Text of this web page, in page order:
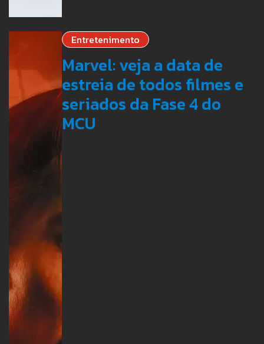
Entretenimento
Marvel: veja a data de
estreia de todos filmes e
seriados da Fase 4 do
MCU